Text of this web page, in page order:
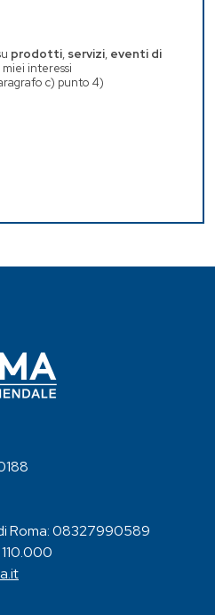
prodotti, servizi, eventi di
interessi
c) punto 4)
Roma: 08327990589